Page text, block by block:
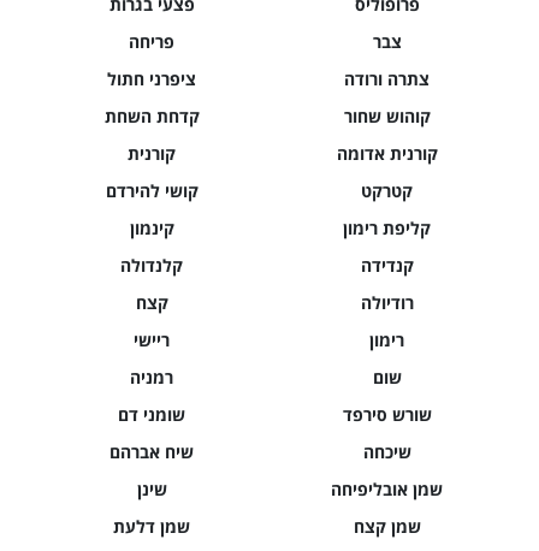
פריחה
צבר
ציפרני חתול
צתרה ורודה
קדחת השחת
קוהוש שחור
קורנית
קורנית אדומה
קושי להירדם
קטרקט
קינמון
קליפת רימון
קלנדולה
קנדידה
קצח
רודיולה
ריישי
רימון
רמניה
שום
שומני דם
שורש סירפד
שיח אברהם
שיכחה
שינן
שמן אובליפיחה
שמן דלעת
שמן קצח